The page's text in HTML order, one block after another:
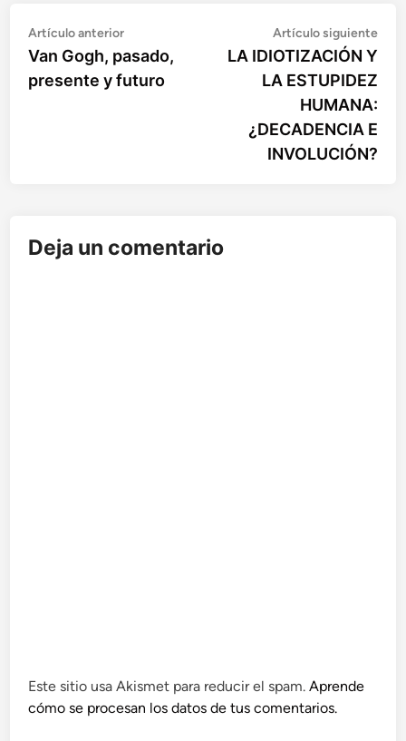
Navegación
de
Artículo anteriorArtículo
anterior:
Van Gogh, pasado,
presente y futuro
Artículo siguiente
LA IDIOTIZACIÓN Y
LA ESTUPIDEZ
HUMANA:
¿DECADENCIA E
INVOLUCIÓN?
Deja un comentario
Este sitio usa Akismet para reducir el spam.Aprende
cómo se procesan los datos de tus comentarios.